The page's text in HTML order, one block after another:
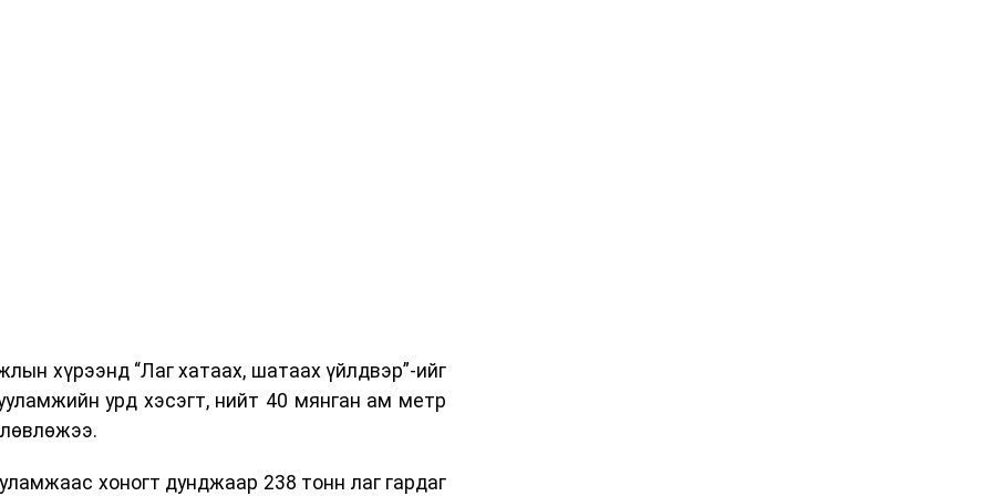
тээврийн үйлчилгээг аюулгүй,
үйлчилгээний нэгдсэн стандарт, сахилга
нэг хэсэг гэж
хүрээнд “Лаг хатаах, шатаах үйлдвэр”-ийг
урд хэсэгт, нийт 40 мянган ам метр
хоногт дунджаар 238 тонн лаг гардаг